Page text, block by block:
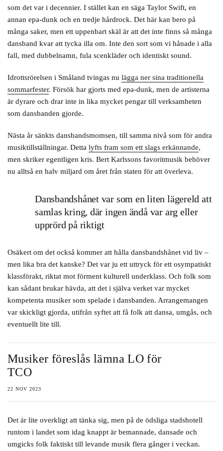
som det var i decennier. I stället kan en säga Taylor Swift, en
annan epa-dunk och en tredje hårdrock. Det här kan bero på
många saker, men ett uppenbart skäl är att det inte finns så många
dansband kvar att tycka illa om. Inte den sort som vi hånade i alla
fall, med dubbelnamn, fula scenkläder och identiskt sound.
Idrottsrörelsen i Småland tvingas nu lägga ner sina traditionella
sommarfester. Försök har gjorts med epa-dunk, men de artisterna
är dyrare och drar inte in lika mycket pengar till verksamheten
som dansbanden gjorde.
Nästa år sänkts dansbandsmomsen, till samma nivå som för andra
musiktillställningar. Detta lyfts fram som ett slags erkännande,
men skriker egentligen kris. Bert Karlssons favoritmusik behöver
nu alltså en halv miljard om året från staten för att överleva.
Dansbandshånet var som en liten lägereld att
samlas kring, där ingen ändå var arg eller
upprörd på riktigt
Osäkert om det också kommer att hålla dansbandshånet vid liv –
men lika bra det kanske? Det var ju ett uttryck för ett osympatiskt
klassförakt, riktat mot förment kulturell underklass. Och folk som
kan sådant brukar hävda, att det i själva verket var mycket
kompetenta musiker som spelade i dansbanden. Arrangemangen
var skickligt gjorda, utifrån syftet att få folk att dansa, umgås, och
eventuellt lite till.
Musiker föreslås lämna LO för
TCO
22 NOV 2023
Det är lite overkligt att tänka sig, men på de ödsliga stadshotell
runtom i landet som idag knappt är bemannade, dansade och
umgicks folk faktiskt till levande musik flera gånger i veckan.